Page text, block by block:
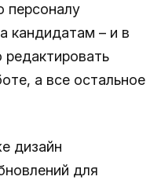
персоналу
кандидатам – и в
редактировать
а все остальное
дизайн
для